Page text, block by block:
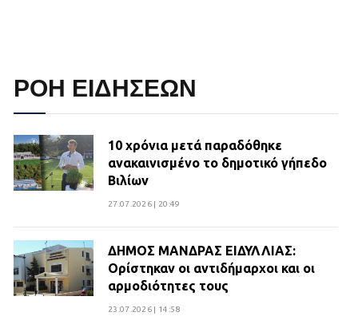
ΡΟΗ ΕΙΔΗΣΕΩΝ
10 χρόνια μετά παραδόθηκε
ανακαινισμένο το δημοτικό γήπεδο
Βιλίων
27.07.2026 | 20:49
ΔΗΜΟΣ ΜΑΝΔΡΑΣ ΕΙΔΥΛΛΙΑΣ:
Ορίστηκαν οι αντιδήμαρχοι και οι
αρμοδιότητες τους
23.07.2026 | 14:58